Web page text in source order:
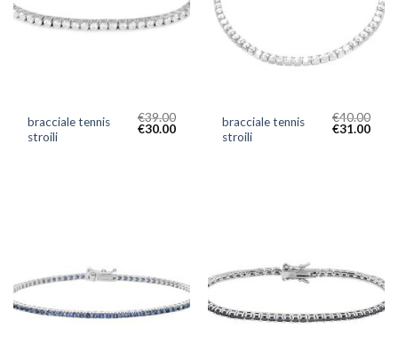
bracciale tennis
stroili
€39.00
€30.00
bracciale tennis
stroili
€40.00
€31.00